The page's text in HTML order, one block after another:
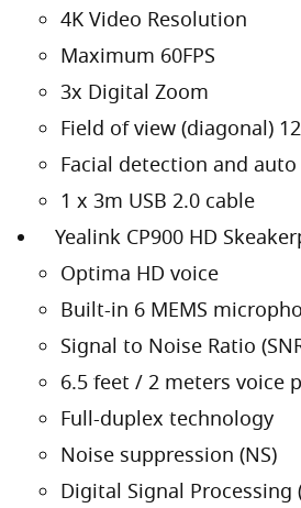
4K Video Resolution
Maximum 60FPS
3x Digital Zoom
Field of view (diagonal)
Facial detection and
1 x 3m USB 2.0 cable
Yealink CP900 HD
Optima HD voice
Built-in 6 MEMS
Signal to Noise Ratio
6.5 feet / 2 meters voice
Full-duplex technology
Noise suppression (NS)
Digital Signal Processing